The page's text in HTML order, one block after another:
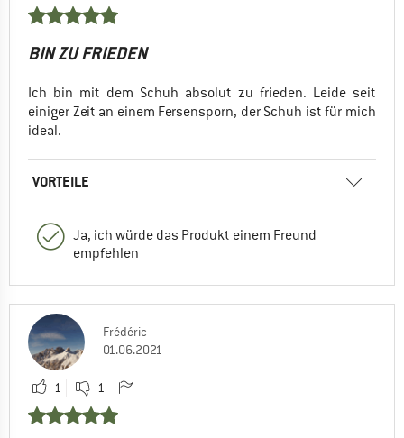
BIN ZU FRIEDEN
Ich bin mit dem Schuh absolut zu frieden. Leide seit
einiger Zeit an einem Fersensporn, der Schuh ist für mich
ideal.
VORTEILE
Ja, ich würde das Produkt einem Freund
empfehlen
Frédéric
01.06.2021
1 1